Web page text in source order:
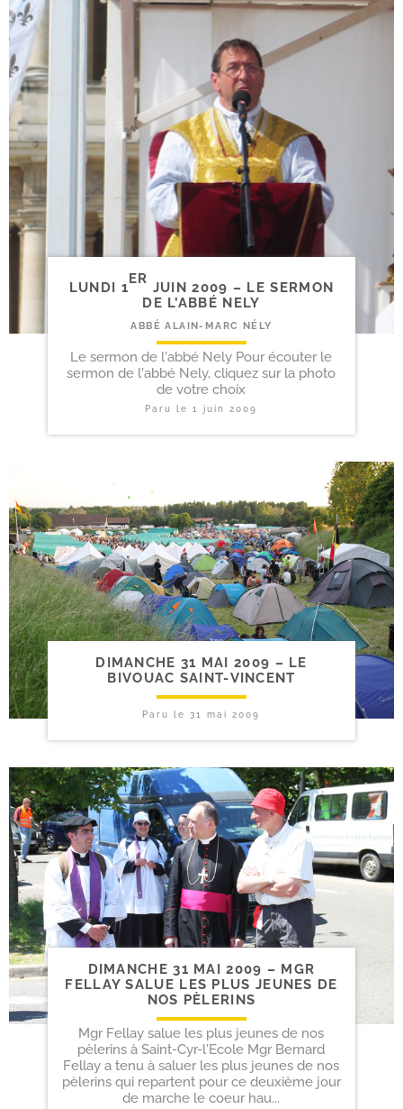
LUNDI 1
ER
JUIN 2009 – LE SERMON
DE L’ABBÉ NELY
ABBÉ ALAIN-MARC NÉLY
Le sermon de l'abbé Nely Pour écouter le
sermon de l'abbé Nely, cliquez sur la photo
de votre choix
Paru le1 juin 2009
DIMANCHE 31 MAI 2009 – LE
BIVOUAC SAINT-VINCENT
Paru le31 mai 2009
DIMANCHE 31 MAI 2009 – MGR
FELLAY SALUE LES PLUS JEUNES DE
NOS PÈLERINS
Mgr Fellay salue les plus jeunes de nos
pèlerins à Saint-Cyr-l'Ecole Mgr Bernard
Fellay a tenu à saluer les plus jeunes de nos
pèlerins qui repartent pour ce deuxième jour
de marche le coeur hau...